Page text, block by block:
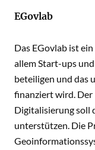
EGovlab
Das EGovlab ist
allem Start-ups
beteiligen und das
finanziert wird. Der
Digitalisierung soll
unterstützen. Die